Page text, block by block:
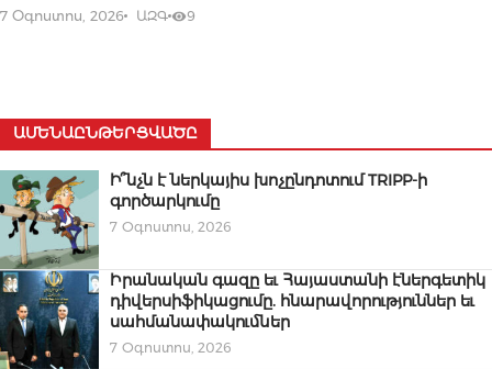
7 Օգոստոս, 2026 ԱԶԳ 9
ԱՄԵՆԱԸՆԹԵՐՑՎԱԾԸ
Ի՞նչն է ներկայիս խոչընդոտում TRIPP-ի
գործարկումը
7 Օգոստոս, 2026
Իրանական գազը եւ Հայաստանի էներգետիկ
դիվերսիֆիկացումը. հնարավորություններ եւ
սահմանափակումներ
7 Օգոստոս, 2026